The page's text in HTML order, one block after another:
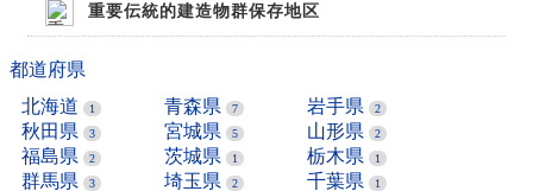
重要伝統的建造物群保存地区
都道府県
北海道
1 青森県 7 岩手県 2
秋田県 3 宮城県 5 山形県 2
福島県 2 茨城県 1 栃木県 1
群馬県 3 埼玉県 2 千葉県 1